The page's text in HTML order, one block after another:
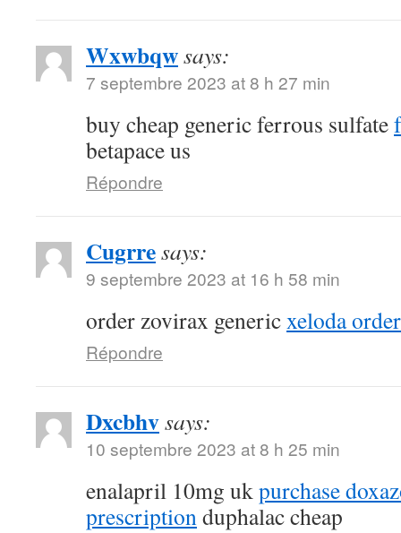
Wxwbqwsays:
7 septembre 2023 at 8 h 27 min
buy cheap generic ferrous sulfate
betapace us
Répondre
Cugrresays:
9 septembre 2023 at 16 h 58 min
order zovirax genericxeloda
Répondre
Dxcbhvsays:
10 septembre 2023 at 8 h 25 min
enalapril 10mg ukpurchase
prescriptionduphalac cheap